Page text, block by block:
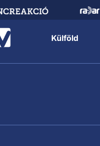
Külföld